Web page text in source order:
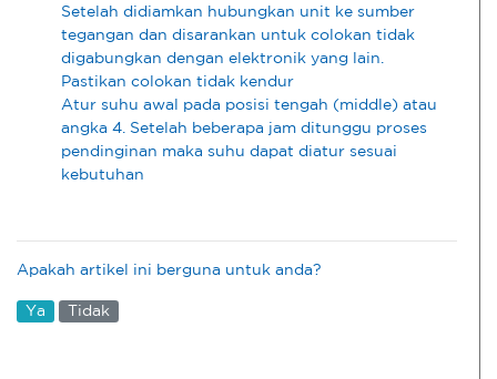
Setelah didiamkan hubungkan unit ke sumber
tegangan dan disarankan untuk colokan tidak
digabungkan dengan elektronik yang lain.
Pastikan colokan tidak kendur
Atur suhu awal pada posisi tengah (middle) atau
angka 4. Setelah beberapa jam ditunggu proses
pendinginan maka suhu dapat diatur sesuai
kebutuhan
Apakah artikel ini berguna untuk anda?
Ya Tidak